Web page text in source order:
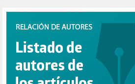
CINE (35)
COMPROMISO (2)
CONFERENCIA (1)
CONSUMO (1)
CORONAVIRUS (155)